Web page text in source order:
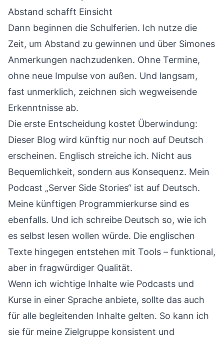
Abstand schafft Einsicht
Dann beginnen die Schulferien. Ich nutze die
Zeit, um Abstand zu gewinnen und über Simones
Anmerkungen nachzudenken. Ohne Termine,
ohne neue Impulse von außen. Und langsam,
fast unmerklich, zeichnen sich wegweisende
Erkenntnisse ab.
Die erste Entscheidung kostet Überwindung:
Dieser Blog wird künftig nur noch auf Deutsch
erscheinen. Englisch streiche ich. Nicht aus
Bequemlichkeit, sondern aus Konsequenz. Mein
Podcast „Server Side Stories“ ist auf Deutsch.
Meine künftigen Programmierkurse sind es
ebenfalls. Und ich schreibe Deutsch so, wie ich
es selbst lesen wollen würde. Die englischen
Texte hingegen entstehen mit Tools – funktional,
aber in fragwürdiger Qualität.
Wenn ich wichtige Inhalte wie Podcasts und
Kurse in einer Sprache anbiete, sollte das auch
für alle begleitenden Inhalte gelten. So kann ich
sie für meine Zielgruppe konsistent und